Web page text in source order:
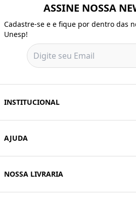
ASSINE NOSSA
Cadastre-se e e fique por dentro das
Unesp!
INSTITUCIONAL
AJUDA
NOSSA LIVRARIA